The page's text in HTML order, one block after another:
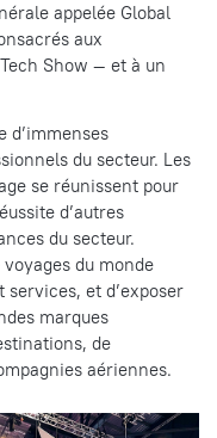
appelée Global
aux
Show — et à un
d’immenses
du secteur. Les
se réunissent pour
d’autres
du secteur.
du monde
et d’exposer
marques
de
aériennes.